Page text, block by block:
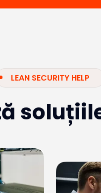
LEAN SECURITY HELP